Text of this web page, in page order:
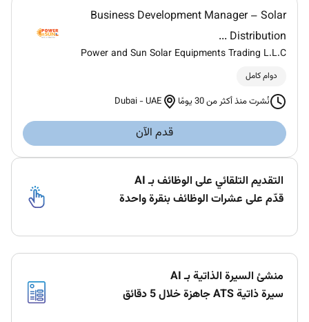
Business Development Manager – Solar
Distribution ...
Power and Sun Solar Equipments Trading L.L.C
دوام كامل
نُشرت منذ أكثر من 30 يومًا Dubai -UAE
قدم الآن
التقديم التلقائي على الوظائف بـ AI
قدّم على عشرات الوظائف بنقرة واحدة
منشئ السيرة الذاتية بـ AI
سيرة ذاتية ATS جاهزة خلال 5 دقائق